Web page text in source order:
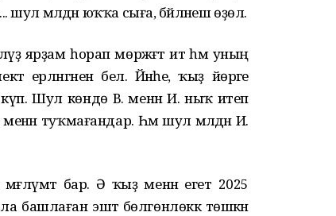
мәлдән юҡҡа сыға, бәйләнеш өҙөлә.
ярҙам һорап мөрәжәғәт итә һәм уның
ерләнгәнен белә. Йәнәһе, ҡыҙ йөрәге
күп. Шул көндө В. менән И. ныҡ итеп
туҡмағандар. Һәм шул мәлдән И.
мәғлүмәт бар. Ә ҡыҙ менән егет 2025
башлаған эштә бөлгөнлөккә төшкән